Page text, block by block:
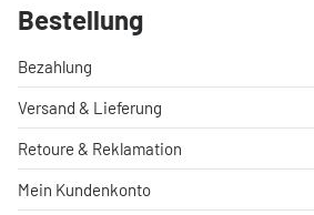
Bestellung
Bezahlung
Versand & Lieferung
Retoure & Reklamation
Mein Kundenkonto